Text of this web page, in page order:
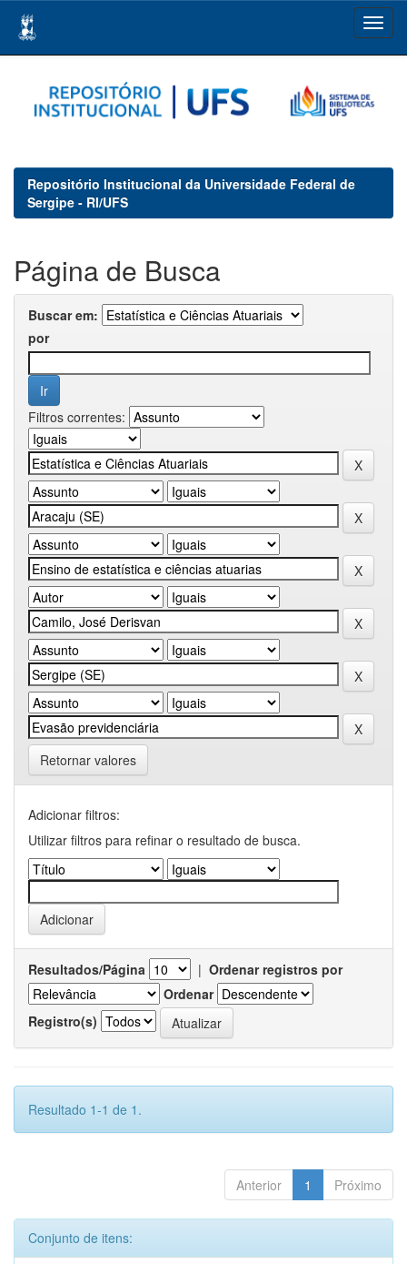
navigation
Repositório Institucional da Universidade Federal de
Sergipe - RI/UFS
Página de Busca
Buscar em:
por
Filtros correntes:
Retornar valores
Adicionar filtros:
Utilizar filtros para refinar o resultado de busca.
Resultados/Página | Ordenar registros por
Ordenar
Registro(s)
Resultado 1-1 de 1.
Anterior 1 Próximo
Conjunto de itens: